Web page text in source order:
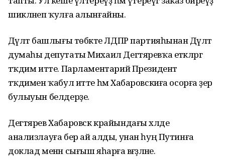
шикләнеп ҡулға алынғайны.
Дәүләт башлығы төбәкте ЛДПР партияһынан Дәүләт
думаһы депутаты Михаил Дегтяревҡа етәкләргә
тәҡдим итте. Парламентарий Президент
тәҡдимен ҡабул итте һәм Хабаровскиға осорға әҙер
булыуын белдерҙе.
Дегтярев Хабаровск крайындағы хәлде
анализлауға бер ай алды, унан һуң Путинға
доклад менән сығыш яһарға вәғәҙәләне.